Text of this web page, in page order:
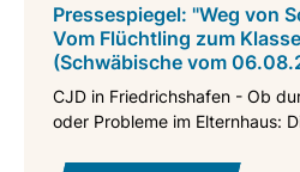
Pressespiegel: "Weg von
Vom Flüchtling zum
(Schwäbische vom
CJD in Friedrichshafen - Ob
oder Probleme im Elternhaus: